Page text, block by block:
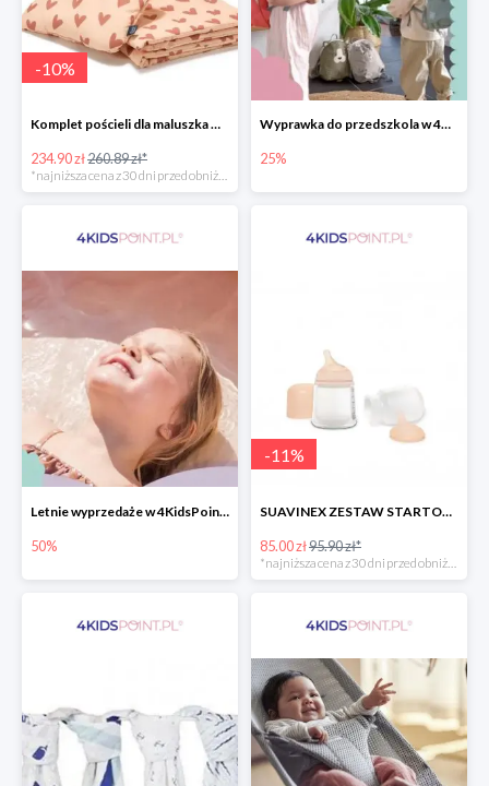
-10%
Komplet pościeli dla maluszka marki La Millou
234.90 zł260.89 zł*
*najniższa cena z 30 dni przed obniżką
Wyprawka do przedszkola w 4KidsPoint do -25%
25%
Letnie wyprzedaże w 4KidsPoint do -50%
50%
-11%
SUAVINEX ZESTAW STARTOWY BUTELKA ZERO ZERO 180 ML
85.00 zł95.90 zł*